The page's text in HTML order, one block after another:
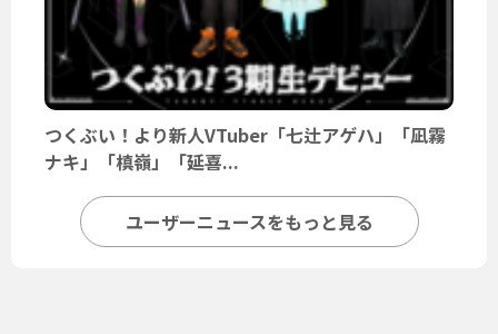
つくぶい！より新人VTuber「七辻アゲハ」「凪霧
ナキ」「槙嶺」「延喜...
ユーザーニュースをもっと見る